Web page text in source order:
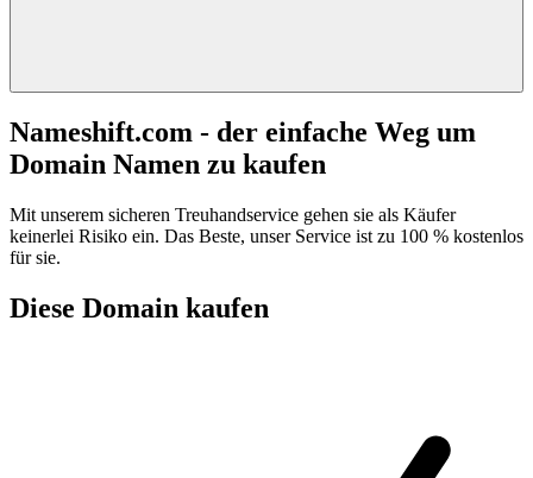
Nameshift.com - der einfache Weg um
Domain Namen zu kaufen
Mit unserem sicheren Treuhandservice gehen sie als Käufer
keinerlei Risiko ein. Das Beste, unser Service ist zu 100 % kostenlos
für sie.
Diese Domain kaufen